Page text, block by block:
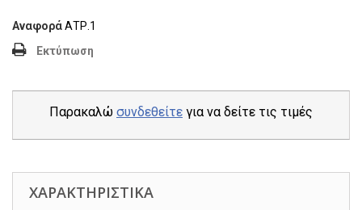
ΑναφοράΑΤΡ.1
Εκτύπωση
Παρακαλώ συνδεθείτε για να δείτε τις τιμές
ΧΑΡΑΚΤΗΡΙΣΤΙΚΆ